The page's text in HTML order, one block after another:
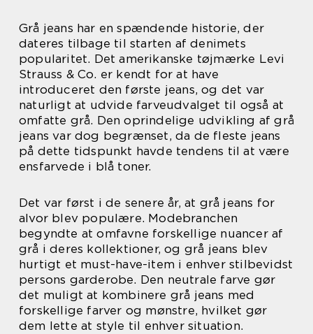
Grå jeans har en spændende historie, der
dateres tilbage til starten af denimets
popularitet. Det amerikanske tøjmærke Levi
Strauss & Co. er kendt for at have
introduceret den første jeans, og det var
naturligt at udvide farveudvalget til også at
omfatte grå. Den oprindelige udvikling af grå
jeans var dog begrænset, da de fleste jeans
på dette tidspunkt havde tendens til at være
ensfarvede i blå toner.
Det var først i de senere år, at grå jeans for
alvor blev populære. Modebranchen
begyndte at omfavne forskellige nuancer af
grå i deres kollektioner, og grå jeans blev
hurtigt et must-have-item i enhver stilbevidst
persons garderobe. Den neutrale farve gør
det muligt at kombinere grå jeans med
forskellige farver og mønstre, hvilket gør
dem lette at style til enhver situation.